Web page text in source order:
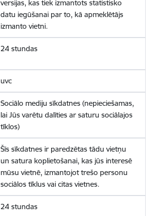
versijas, kas tiek izmantots statistisko
datu iegūšanai par to, kā apmeklētājs
izmanto vietni.
24 stundas
uvc
Sociālo mediju sīkdatnes (nepieciešamas,
lai Jūs varētu dalīties ar saturu sociālajos
tīklos)
Šīs sīkdatnes ir paredzētas tādu vietņu
un satura koplietošanai, kas jūs interesē
mūsu vietnē, izmantojot trešo personu
sociālos tīklus vai citas vietnes.
24 stundas